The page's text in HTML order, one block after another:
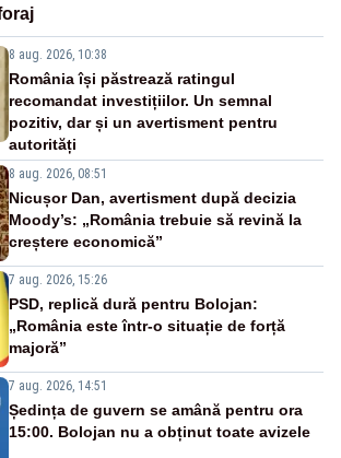
8 aug. 2026, 10:38
România își păstrează ratingul
recomandat investițiilor. Un semnal
pozitiv, dar și un avertisment pentru
autorități
8 aug. 2026, 08:51
Nicușor Dan, avertisment după decizia
Moody’s: „România trebuie să revină la
creștere economică”
7 aug. 2026, 15:26
PSD, replică dură pentru Bolojan:
„România este într-o situație de forță
majoră”
7 aug. 2026, 14:51
Ședința de guvern se amână pentru ora
15:00. Bolojan nu a obținut toate avizele